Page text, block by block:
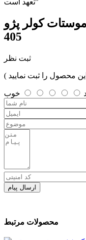
تعهد است"
کولر پژو
405
ثبت نظر
خوب
ارسال پیام
محصولات مرتبط